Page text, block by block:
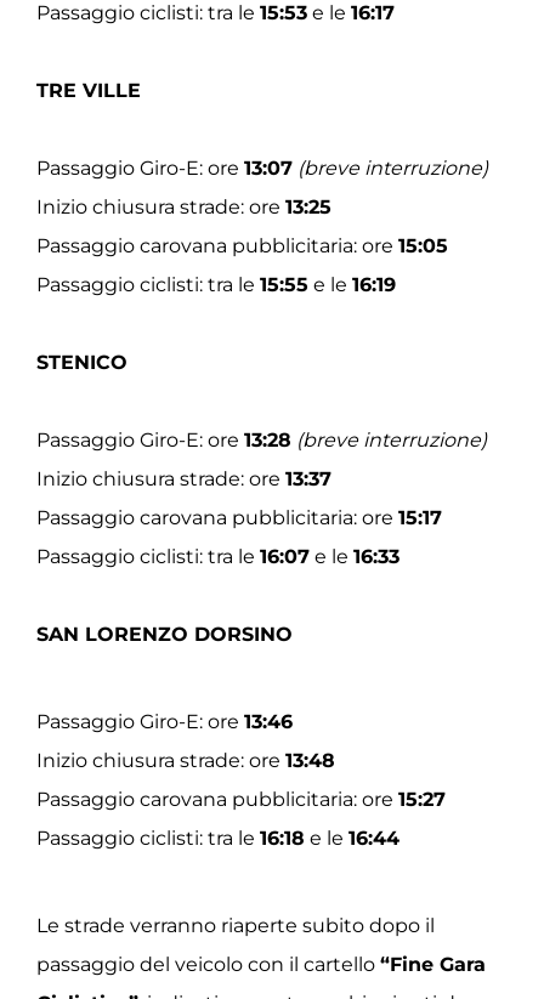
Passaggio ciclisti: tra le 15:53 e le 16:17
TRE VILLE
Passaggio Giro-E: ore 13:07 (breve interruzione)
Inizio chiusura strade: ore 13:25
Passaggio carovana pubblicitaria: ore 15:05
Passaggio ciclisti: tra le 15:55 e le 16:19
STENICO
Passaggio Giro-E: ore 13:28 (breve interruzione)
Inizio chiusura strade: ore 13:37
Passaggio carovana pubblicitaria: ore 15:17
Passaggio ciclisti: tra le 16:07 e le 16:33
SAN LORENZO DORSINO
Passaggio Giro-E: ore 13:46
Inizio chiusura strade: ore 13:48
Passaggio carovana pubblicitaria: ore 15:27
Passaggio ciclisti: tra le 16:18 e le 16:44
Le strade verranno riaperte subito dopo il
passaggio del veicolo con il cartello “Fine Gara